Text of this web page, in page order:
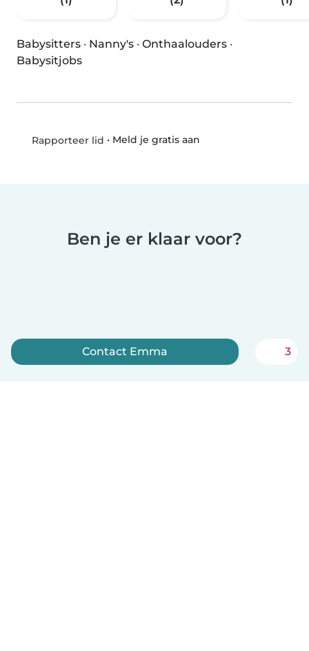
Babysitters · Nanny's · Onthaalouders ·
Babysitjobs
Rapporteer lid • Meld je gratis aan
Ben je er klaar voor?
Contact Emma 3